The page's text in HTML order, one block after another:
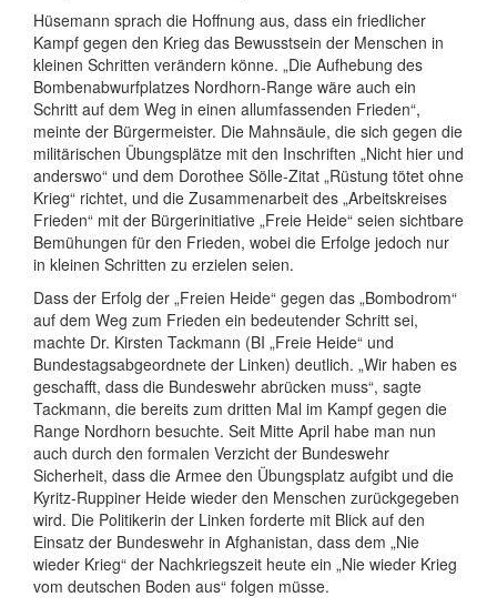
Hüsemann sprach die Hoffnung aus, dass ein friedlicher
Kampf gegen den Krieg das Bewusstsein der Menschen in
kleinen Schritten verändern könne. „Die Aufhebung des
Bombenabwurfplatzes Nordhorn-Range wäre auch ein
Schritt auf dem Weg in einen allumfassenden Frieden“,
meinte der Bürgermeister. Die Mahnsäule, die sich gegen die
militärischen Übungsplätze mit den Inschriften „Nicht hier und
anderswo“ und dem Dorothee Sölle-Zitat „Rüstung tötet ohne
Krieg“ richtet, und die Zusammenarbeit des „Arbeitskreises
Frieden“ mit der Bürgerinitiative „Freie Heide“ seien sichtbare
Bemühungen für den Frieden, wobei die Erfolge jedoch nur
in kleinen Schritten zu erzielen seien.
Dass der Erfolg der „Freien Heide“ gegen das „Bombodrom“
auf dem Weg zum Frieden ein bedeutender Schritt sei,
machte Dr. Kirsten Tackmann (BI „Freie Heide“ und
Bundestagsabgeordnete der Linken) deutlich. „Wir haben es
geschafft, dass die Bundeswehr abrücken muss“, sagte
Tackmann, die bereits zum dritten Mal im Kampf gegen die
Range Nordhorn besuchte. Seit Mitte April habe man nun
auch durch den formalen Verzicht der Bundeswehr
Sicherheit, dass die Armee den Übungsplatz aufgibt und die
Kyritz-Ruppiner Heide wieder den Menschen zurückgegeben
wird. Die Politikerin der Linken forderte mit Blick auf den
Einsatz der Bundeswehr in Afghanistan, dass dem „Nie
wieder Krieg“ der Nachkriegszeit heute ein „Nie wieder Krieg
vom deutschen Boden aus“ folgen müsse.